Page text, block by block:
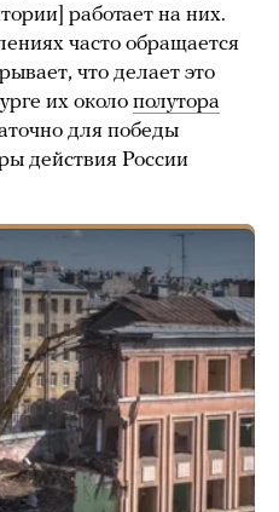
работает на них.
часто обращается
что делает это
их около полутора
для победы
действия России